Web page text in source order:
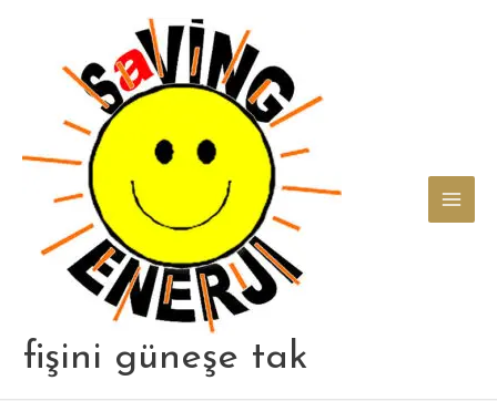
fişini güneşe tak